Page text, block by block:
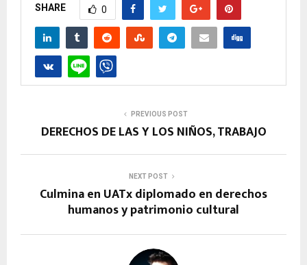
SHARE 0
PREVIOUS POST
DERECHOS DE LAS Y LOS NIÑOS, TRABAJO
NEXT POST
Culmina en UATx diplomado en derechos
humanos y patrimonio cultural